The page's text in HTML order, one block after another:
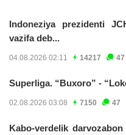
Indoneziya prezidenti
vazifa deb...
04.08.2026 02:11 14217 47
Superliga. “Buxoro” -
02.08.2026 03:08 7150 47
Kabo-verdelik